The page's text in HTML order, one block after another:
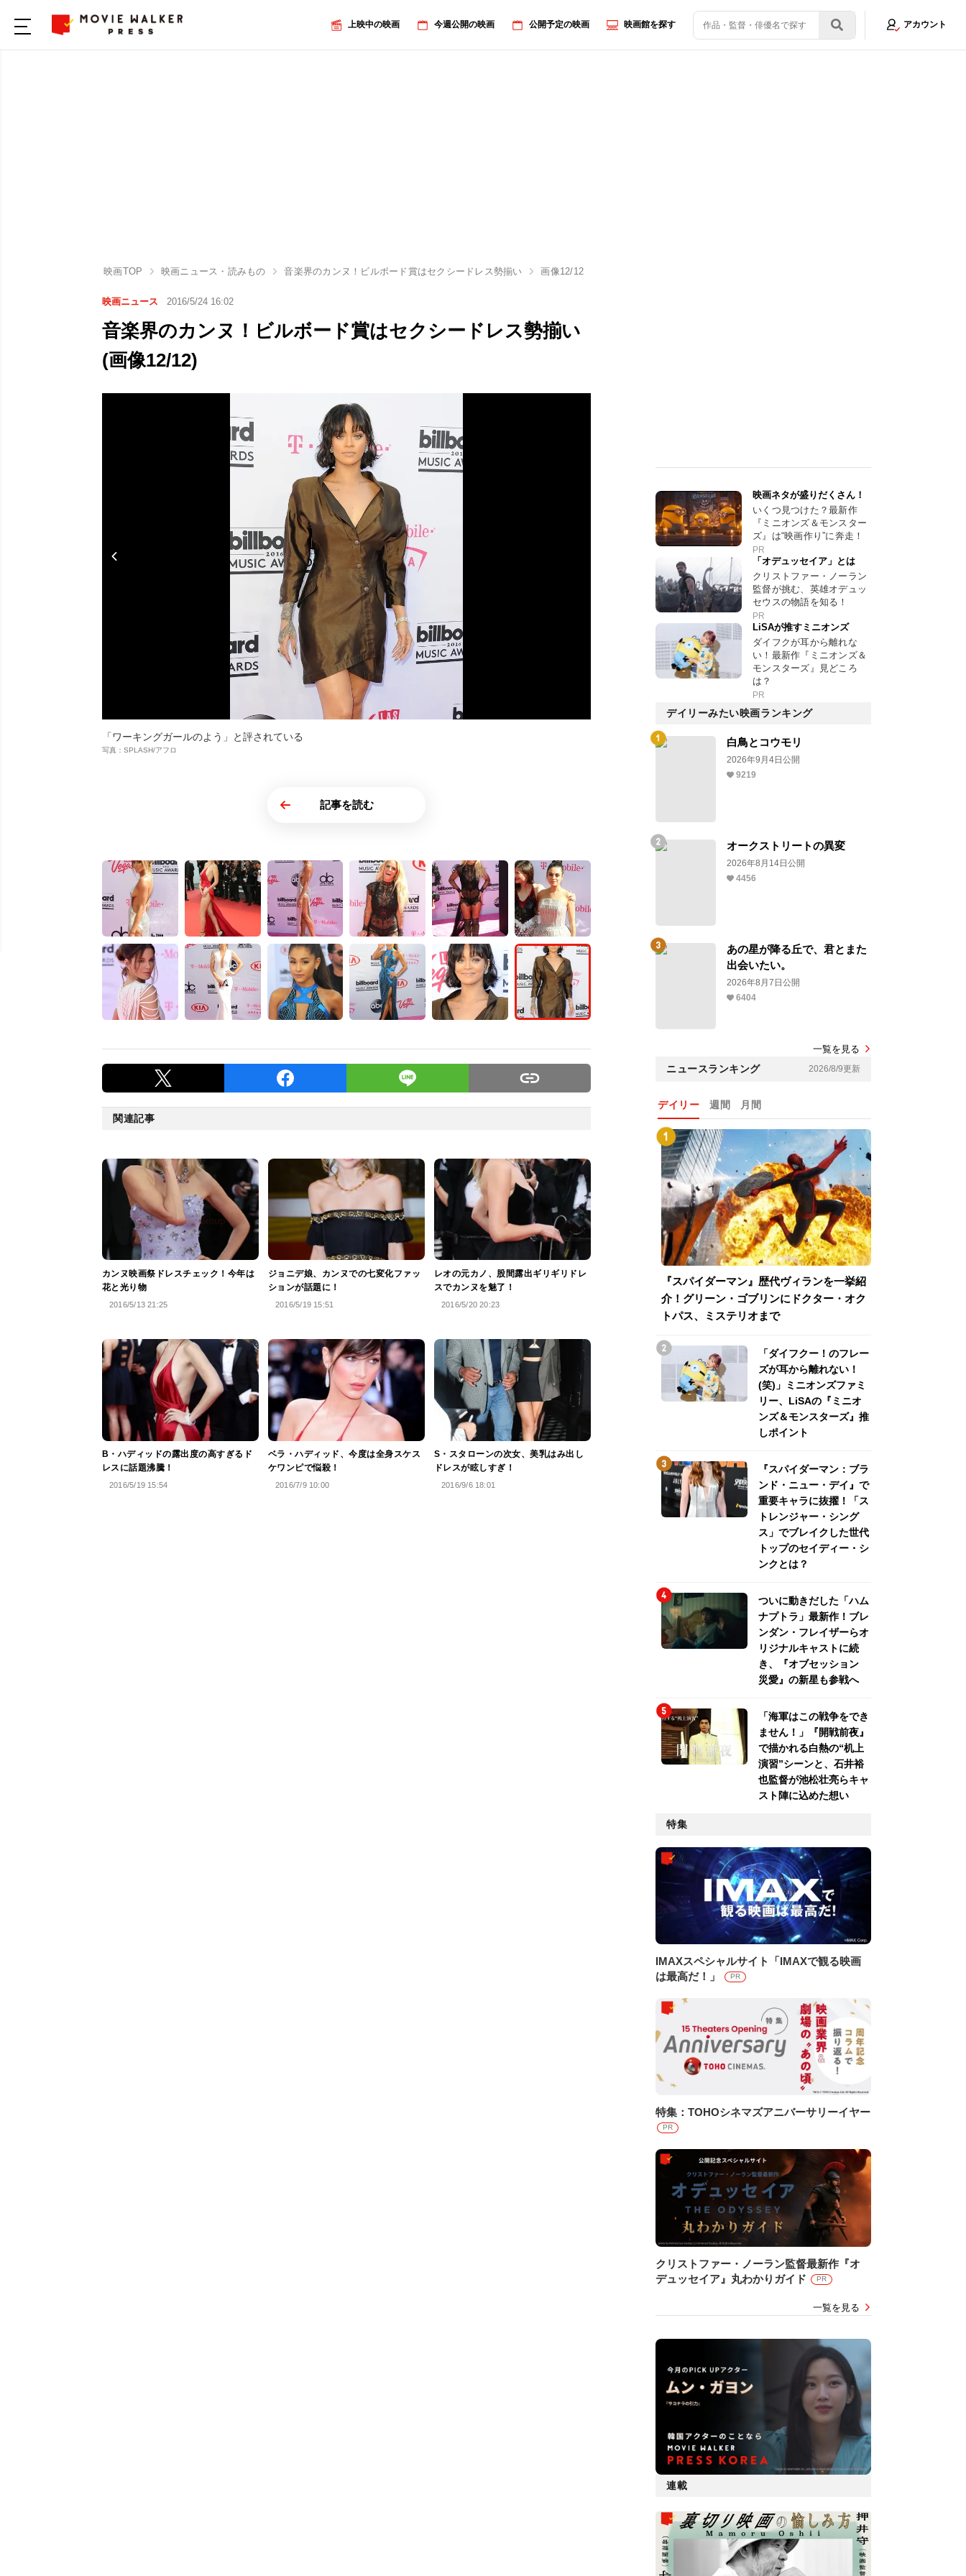
上映中の映画 今週公開の映画 公開予定の映画 映画館を探す アカウント
映画TOP 映画ニュース・読みもの 音楽界のカンヌ！ビルボード賞はセクシードレス勢揃い 画像12/12
映画ニュース 2016/5/24 16:02
音楽界のカンヌ！ビルボード賞はセクシードレス勢揃い
(画像12/12)
「ワーキングガールのよう」と評されている
写真：SPLASH/アフロ
記事を読む
関連記事
カンヌ映画祭ドレスチェック！今年は
花と光り物
2016/5/13 21:25
ジョニデ娘、カンヌでの七変化ファッ
ションが話題に！
2016/5/19 15:51
レオの元カノ、股間露出ギリギリドレ
スでカンヌを魅了！
2016/5/20 20:23
B・ハディッドの露出度の高すぎるド
レスに話題沸騰！
2016/5/19 15:54
ベラ・ハディッド、今度は全身スケス
ケワンピで悩殺！
2016/7/9 10:00
S・スタローンの次女、美乳はみ出し
ドレスが眩しすぎ！
2016/9/6 18:01
映画ネタが盛りだくさん！
いくつ見つけた？最新作
『ミニオンズ＆モンスター
ズ』は“映画作り”に奔走！
PR
「オデュッセイア」とは
クリストファー・ノーラン
監督が挑む、英雄オデュッ
セウスの物語を知る！
PR
LiSAが推すミニオンズ
ダイフクが耳から離れな
い！最新作『ミニオンズ＆
モンスターズ』見どころ
は？
PR
デイリーみたい映画ランキング
白鳥とコウモリ
2026年9月4日公開
9219
オークストリートの異変
2026年8月14日公開
4456
あの星が降る丘で、君とまた
出会いたい。
2026年8月7日公開
6404
一覧を見る
ニュースランキング 2026/8/9更新
デイリー 週間 月間
『スパイダーマン』歴代ヴィランを一挙紹
介！グリーン・ゴブリンにドクター・オク
トパス、ミステリオまで
「ダイフクー！のフレー
ズが耳から離れない！
(笑)」ミニオンズファミ
リー、LiSAの『ミニオ
ンズ＆モンスターズ』推
しポイント
『スパイダーマン：ブラ
ンド・ニュー・デイ』で
重要キャラに抜擢！「ス
トレンジャー・シング
ス」でブレイクした世代
トップのセイディー・シ
ンクとは？
ついに動きだした「ハム
ナプトラ」最新作！ブレ
ンダン・フレイザーらオ
リジナルキャストに続
き、『オブセッション
災愛』の新星も参戦へ
「海軍はこの戦争をでき
ません！」『開戦前夜』
で描かれる白熱の“机上
演習”シーンと、石井裕
也監督が池松壮亮らキャ
スト陣に込めた想い
特集
IMAXスペシャルサイト「IMAXで観る映画
は最高だ！」
PR
特集：TOHOシネマズアニバーサリーイヤー
PR
クリストファー・ノーラン監督最新作『オ
デュッセイア』丸わかりガイド
PR
一覧を見る
連載